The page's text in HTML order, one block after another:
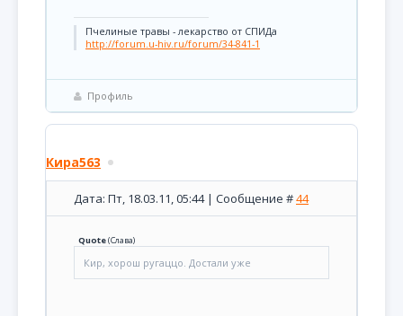
Пчелиные травы - лекарство от СПИДа
http://forum.u-hiv.ru/forum/34-841-1
Профиль
Кира563
Дата: Пт, 18.03.11, 05:44 | Сообщение #44
Quote(Слава)
Кир, хорош ругаццо. Достали уже